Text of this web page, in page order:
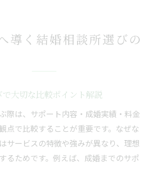
導く結婚相談所選びの
大切な比較ポイント解説
際は、サポート内容・成婚実績・料金
点で比較することが重要です。なぜな
サービスの特徴や強みが異なり、理想
るためです。例えば、成婚までのサポ